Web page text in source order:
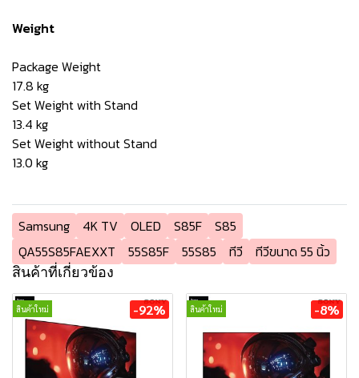
Weight
Package Weight
17.8 kg
Set Weight with Stand
13.4 kg
Set Weight without Stand
13.0 kg
Samsung 4K TV OLED S85F
S85
QA55S85FAEXXT
55S85F 55S85 ทีวี ทีวีขนาด 55 นิ้ว
สินค้าที่เกี่ยวข้อง
สินค้าใหม่ -92% สินค้าใหม่ -8%